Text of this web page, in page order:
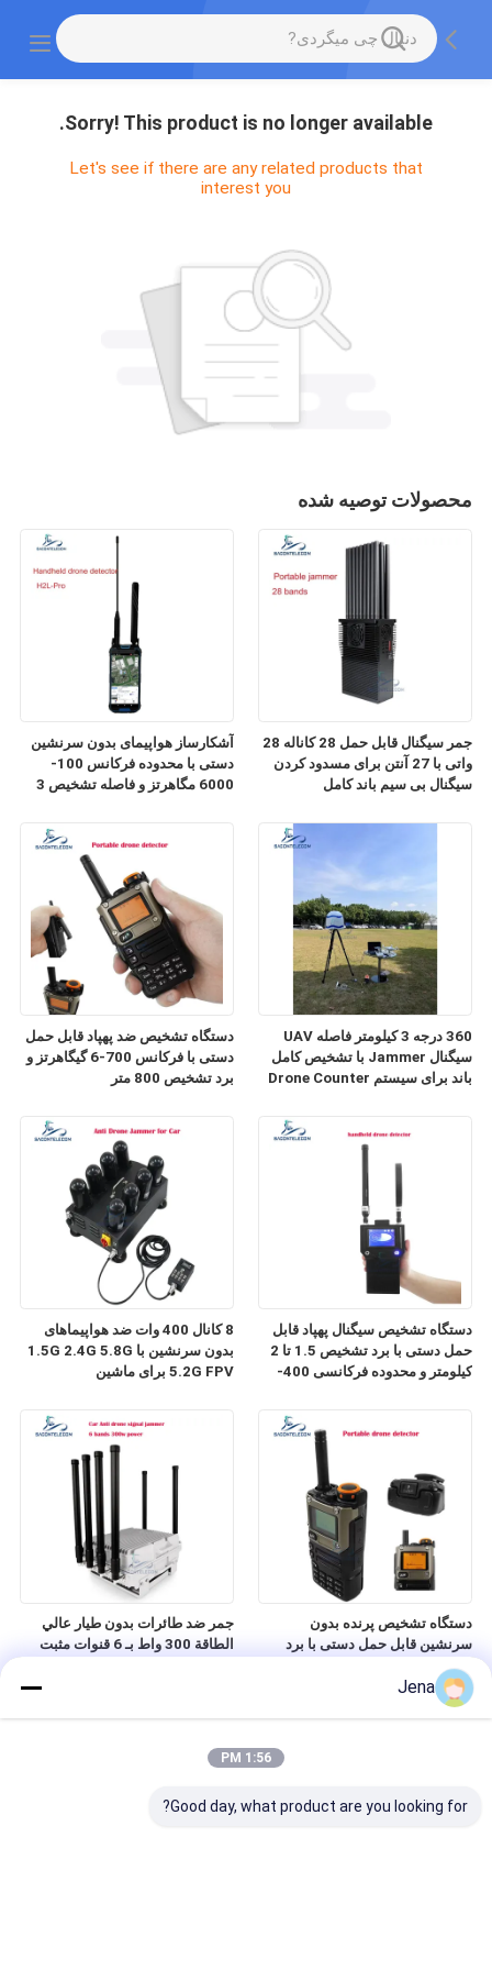
Sorry! This product is no longer available.
Let's see if there are any related products that
interest you
محصولات توصیه شده
آشکارساز هواپیمای بدون سرنشین
دستی با محدوده فرکانس 100-
6000 مگاهرتز و فاصله تشخیص 3
جمر سیگنال قابل حمل 28 کاناله 28
واتی با 27 آنتن برای مسدود کردن
سیگنال بی سیم باند کامل
دستگاه تشخیص ضد پهپاد قابل حمل
دستی با فرکانس 700-6 گیگاهرتز و
برد تشخیص 800 متر
360 درجه 3 کیلومتر فاصله UAV
سیگنال Jammer با تشخیص کامل
باند برای سیستم Drone Counter
8 کانال 400 وات ضد هواپیماهای
بدون سرنشین با 1.5G 2.4G 5.8G
5.2G FPV برای ماشین
دستگاه تشخیص سیگنال پهپاد قابل
حمل دستی با برد تشخیص 1.5 تا 2
کیلومتر و محدوده فرکانسی 400-
جمر ضد طائرات بدون طيار عالي
الطاقة 300 واط بـ 6 قنوات مثبت
دستگاه تشخیص پرنده بدون
سرنشین قابل حمل دستی با برد
کاری ۳۶۰ درجه
Jena
1:56 PM
Good day, what product are you looking for?